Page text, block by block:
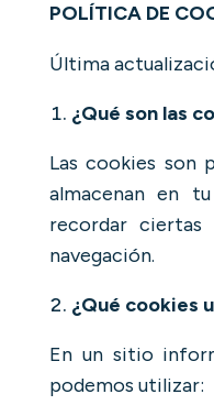
POLÍTICA DE
Última
¿Qué son las
Las cookies son
almacenan en
recordar
navegación.
¿Qué cookies
En un sitio
podemos utilizar: